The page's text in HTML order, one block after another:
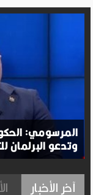
المرسومي:
وتدعو
آخر الأخبار